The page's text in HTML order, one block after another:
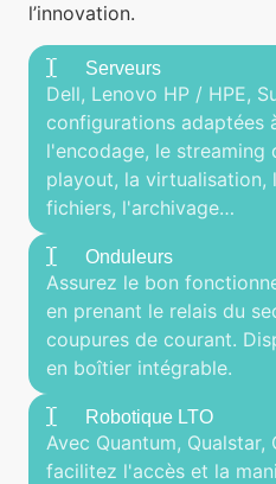
l’innovation.
Serveurs
Dell, Lenovo HP / HPE,
configurations adaptées
l'encodage, le streaming
playout, la virtualisation,
fichiers, l'archivage…
Onduleurs
Assurez le bon
en prenant le relais du
coupures de courant.
en boîtier intégrable.
Robotique LTO
Avec Quantum, Qualstar,
facilitez l'accès et la